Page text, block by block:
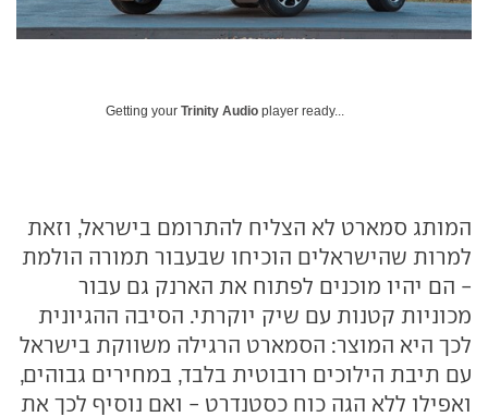
Getting your Trinity Audio player ready...
המותג סמארט לא הצליח להתרומם בישראל, וזאת
למרות שהישראלים הוכיחו שבעבור תמורה הולמת
- הם יהיו מוכנים לפתוח את הארנק גם עבור
מכוניות קטנות עם שיק יוקרתי. הסיבה ההגיונית
לכך היא המוצר: הסמארט הרגילה משווקת בישראל
עם תיבת הילוכים רובוטית בלבד, במחירים גבוהים,
ואפילו ללא הגה כוח כסטנדרט - ואם נוסיף לכך את